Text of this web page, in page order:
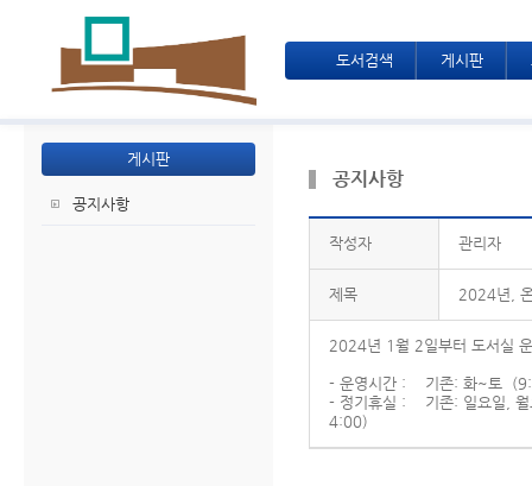
도서검색 게시판
게시판
공지사항
공지사항
작성자 관리자
제목 2024년,
2024년 1월 2일부터 도서실
- 운영시간 : 기존: 화~토
- 정기휴실 : 기존: 일요일,
4:00)